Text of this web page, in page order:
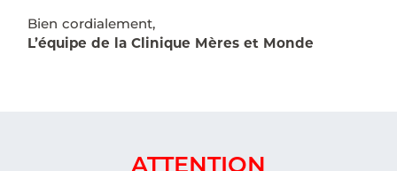
Bien cordialement,
L’équipe de la Clinique Mères et Monde